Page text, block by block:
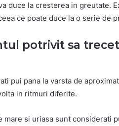
duce la cresterea in greutate.
ce poate duce la o serie de
potrivit sa
pui pana la varsta de
in ritmuri diferite.
si uriasa sunt considerati